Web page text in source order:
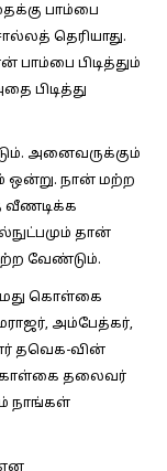
பாம்பை
தெரியாது.
பாம்பை பிடித்தும்
பிடித்து
அனைவருக்கும்
ஒன்று. நான் மற்ற
வீணடிக்க
தான்
வேண்டும்.
கொள்கை
அம்பேத்கர்,
தவெக-வின்
தலைவர்
நாங்கள்
என